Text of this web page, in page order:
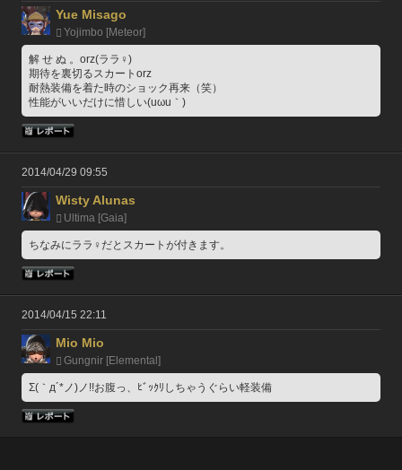
Yue Misago
Yojimbo [Meteor]
解 せ ぬ 。orz(ララ♀)
期待を裏切るスカートorz
耐熱装備を着た時のショック再来（笑）
性能がいいだけに惜しい(uωu｀)
2014/04/29 09:55
Wisty Alunas
Ultima [Gaia]
ちなみにララ♀だとスカートが付きます。
2014/04/15 22:11
Mio Mio
Gungnir [Elemental]
Σ(｀д´*ノ)ノ!!お腹っ、ﾋﾞｯｸﾘしちゃうぐらい軽装備